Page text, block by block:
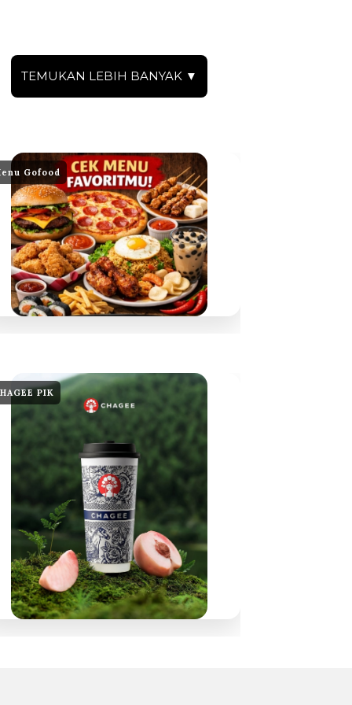
TEMUKAN LEBIH BANYAK ▼
Gofood
PIK